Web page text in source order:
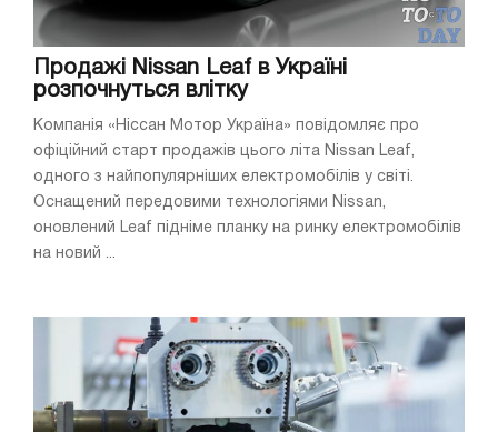
Продажі Nissan Leaf в Україні
розпочнуться влітку
Компанія «Ніссан Мотор Україна» повідомляє про
офіційний старт продажів цього літа Nissan Leaf,
одного з найпопулярніших електромобілів у світі.
Оснащений передовими технологіями Nissan,
оновлений Leaf підніме планку на ринку електромобілів
на новий ...